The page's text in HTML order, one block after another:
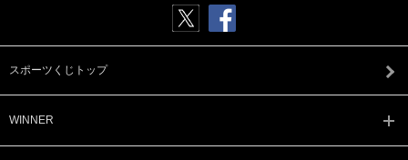
スポーツくじトップ
WINNER